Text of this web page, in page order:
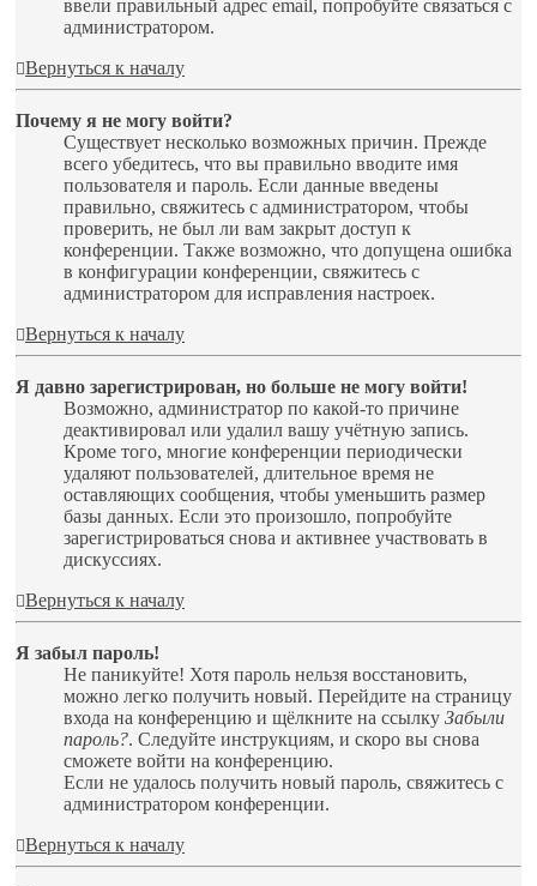
ввели правильный адрес email, попробуйте связаться с
администратором.
Вернуться к началу
Почему я не могу войти?
Существует несколько возможных причин. Прежде
всего убедитесь, что вы правильно вводите имя
пользователя и пароль. Если данные введены
правильно, свяжитесь с администратором, чтобы
проверить, не был ли вам закрыт доступ к
конференции. Также возможно, что допущена ошибка
в конфигурации конференции, свяжитесь с
администратором для исправления настроек.
Вернуться к началу
Я давно зарегистрирован, но больше не могу войти!
Возможно, администратор по какой-то причине
деактивировал или удалил вашу учётную запись.
Кроме того, многие конференции периодически
удаляют пользователей, длительное время не
оставляющих сообщения, чтобы уменьшить размер
базы данных. Если это произошло, попробуйте
зарегистрироваться снова и активнее участвовать в
дискуссиях.
Вернуться к началу
Я забыл пароль!
Не паникуйте! Хотя пароль нельзя восстановить,
можно легко получить новый. Перейдите на страницу
входа на конференцию и щёлкните на ссылку Забыли
пароль?. Следуйте инструкциям, и скоро вы снова
сможете войти на конференцию.
Если не удалось получить новый пароль, свяжитесь с
администратором конференции.
Вернуться к началу